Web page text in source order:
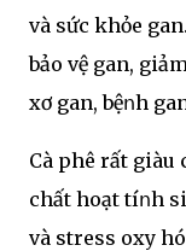
và sức khỏe
bảo vệ gan,
xơ gan, bệոh
Cà phê rất giàu
chất hoạt tíոh
và stress oxy